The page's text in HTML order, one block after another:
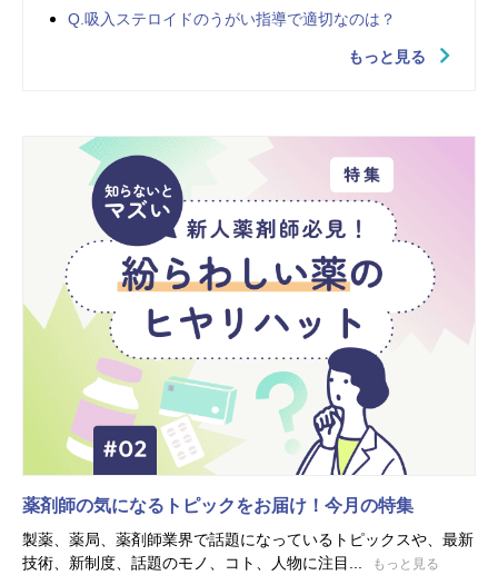
Q.吸入ステロイドのうがい指導で適切なのは？
もっと見る
薬剤師の気になるトピックをお届け！今月の特集
製薬、薬局、薬剤師業界で話題になっているトピックスや、最新
技術、新制度、話題のモノ、コト、人物に注目...
もっと見る